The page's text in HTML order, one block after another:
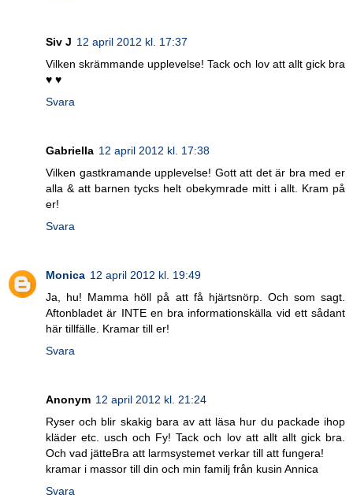
Siv J 12 april 2012 kl. 17:37
Vilken skrämmande upplevelse! Tack och lov att allt gick bra
♥ ♥
Svara
Gabriella 12 april 2012 kl. 17:38
Vilken gastkramande upplevelse! Gott att det är bra med er
alla & att barnen tycks helt obekymrade mitt i allt. Kram på
er!
Svara
Monica 12 april 2012 kl. 19:49
Ja, hu! Mamma höll på att få hjärtsnörp. Och som sagt.
Aftonbladet är INTE en bra informationskälla vid ett sådant
här tillfälle. Kramar till er!
Svara
Anonym 12 april 2012 kl. 21:24
Ryser och blir skakig bara av att läsa hur du packade ihop
kläder etc. usch och Fy! Tack och lov att allt allt gick bra.
Och vad jätteBra att larmsystemet verkar till att fungera!
kramar i massor till din och min familj från kusin Annica
Svara